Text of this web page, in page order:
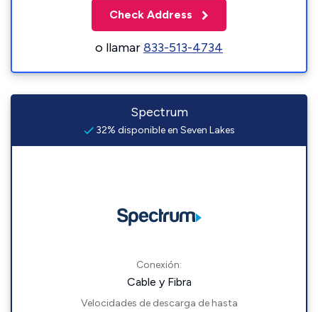
Check Address
o llamar833-513-4734
Spectrum
32% disponible en Seven Lakes
Conexión:
Cable y Fibra
Velocidades de descarga de hasta